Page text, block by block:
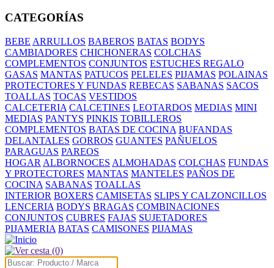
CATEGORÍAS
BEBE ARRULLOS BABEROS BATAS BODYS
CAMBIADORES CHICHONERAS COLCHAS
COMPLEMENTOS CONJUNTOS ESTUCHES REGALO
GASAS MANTAS PATUCOS PELELES PIJAMAS POLAINAS
PROTECTORES Y FUNDAS REBECAS SABANAS SACOS
TOALLAS TOCAS VESTIDOS
CALCETERIA CALCETINES LEOTARDOS MEDIAS MINI
MEDIAS PANTYS PINKIS TOBILLEROS
COMPLEMENTOS BATAS DE COCINA BUFANDAS
DELANTALES GORROS GUANTES PAÑUELOS
PARAGUAS PAREOS
HOGAR ALBORNOCES ALMOHADAS COLCHAS FUNDAS
Y PROTECTORES MANTAS MANTELES PAÑOS DE
COCINA SABANAS TOALLAS
INTERIOR BOXERS CAMISETAS SLIPS Y CALZONCILLOS
LENCERIA BODYS BRAGAS COMBINACIONES
CONJUNTOS CUBRES FAJAS SUJETADORES
PIJAMERIA BATAS CAMISONES PIJAMAS
(0)